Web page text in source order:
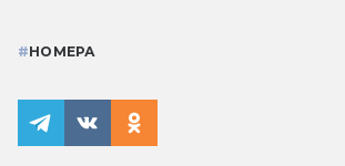
#НОМЕРА